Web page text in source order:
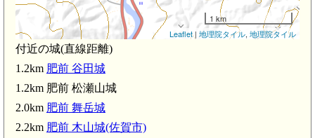
1 km
Leaflet| 地理院タイル, 地理院タイル
付近の城(直線距離)
1.2km 肥前 谷田城
1.2km 肥前 松瀬山城
2.0km 肥前 舞岳城
2.2km 肥前 木山城(佐賀市)